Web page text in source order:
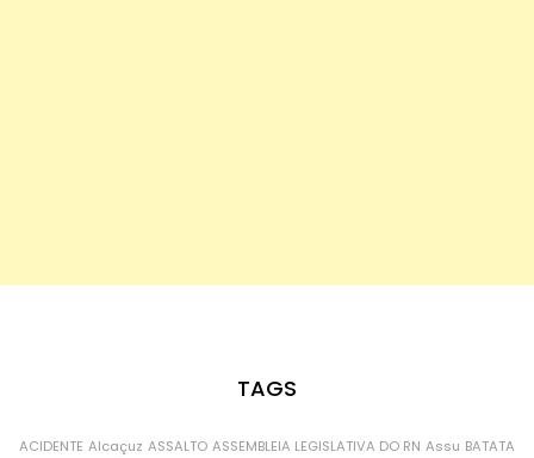
TAGS
ACIDENTE Alcaçuz ASSALTO ASSEMBLEIA LEGISLATIVA DO RN Assu BATATA